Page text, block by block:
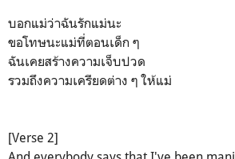
บอกแม่ว่าฉันรักแม่นะ
ขอโทษนะแม่ที่ตอนเด็ก ๆ
ฉันเคยสร้างความเจ็บปวด
รวมถึงความเครียดต่าง ๆ ให้แม่
[Verse 2]